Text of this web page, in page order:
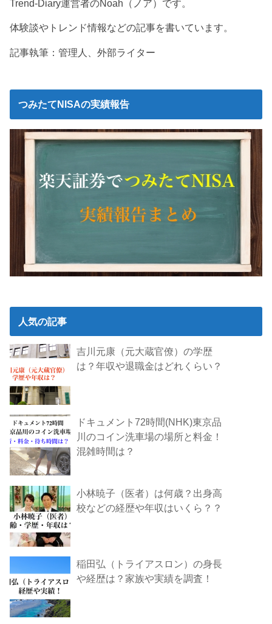
Trend-Diary運営者のNoah（ノア）です。
体験談やトレンド情報などの記事を書いています。
記事執筆：管理人、外部ライター
つみたてNISAの実績報告
人気の記事
吉川元康（元大蔵官僚）の学歴
は？年収や退職金はどれくらい？
ドキュメント72時間(NHK)東京品
川のコイン洗車場の場所と料金！
混雑時間は？
小林暁子（医者）は何歳？出身高
校などの経歴や年収はいくら？？
稲田弘（トライアスロン）の身長
や経歴は？家族や実績を調査！